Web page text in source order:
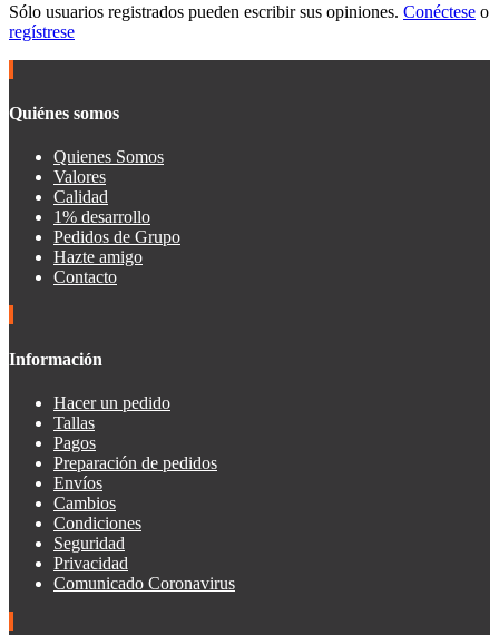
Sólo usuarios registrados pueden escribir sus opiniones. Conéctese o
regístrese
Quiénes somos
Quienes Somos
Valores
Calidad
1% desarrollo
Pedidos de Grupo
Hazte amigo
Contacto
Información
Hacer un pedido
Tallas
Pagos
Preparación de pedidos
Envíos
Cambios
Condiciones
Seguridad
Privacidad
Comunicado Coronavirus